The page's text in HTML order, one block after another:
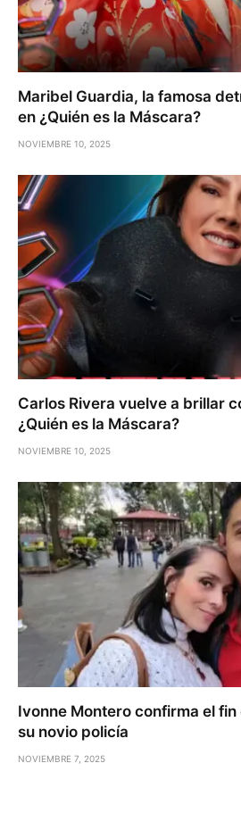
Maribel Guardia, la famosa
en ¿Quién es la Máscara?
NOVIEMBRE 10, 2025
Carlos Rivera vuelve a brillar
¿Quién es la Máscara?
NOVIEMBRE 10, 2025
Ivonne Montero confirma el
su novio policía
NOVIEMBRE 7, 2025